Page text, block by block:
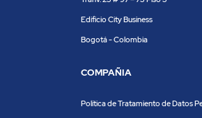
Edificio City Business
Bogotá - Colombia
COMPAÑIA
Política de Tratamiento de Datos